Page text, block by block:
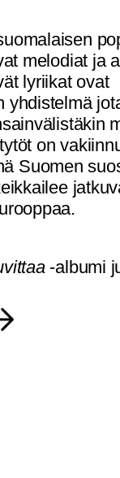
melodiat ja
lyriikat ovat
yhdistelmä
on
Suomen
-albumi